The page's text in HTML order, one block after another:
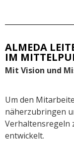
ALMEDA
IM
Mit Vision und
Um den
näherzubringen
Verhaltensregeln
entwickelt.